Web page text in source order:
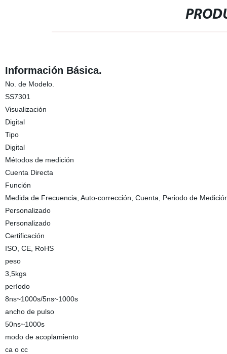
Información Básica.
No. de Modelo.
SS7301
Visualización
Digital
Tipo
Digital
Métodos de medición
Cuenta Directa
Función
Medida de Frecuencia, Auto-corrección, Cuenta, Periodo de
Personalizado
Personalizado
Certificación
ISO, CE, RoHS
peso
3,5kgs
período
8ns~1000s/5ns~1000s
ancho de pulso
50ns~1000s
modo de acoplamiento
ca o cc